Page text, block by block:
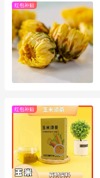
红包补贴
红包补贴